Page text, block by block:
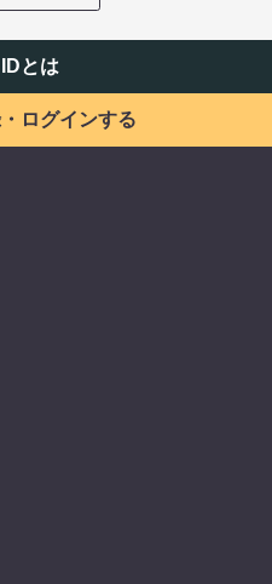
とは
ログインする